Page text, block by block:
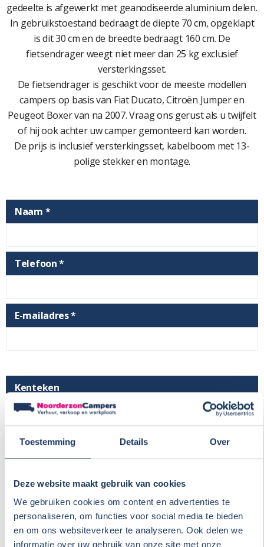
Toestemming Details Over
Deze website maakt gebruik van cookies
We gebruiken cookies om content en advertenties te
personaliseren, om functies voor social media te bieden
en om ons websiteverkeer te analyseren. Ook delen we
informatie over uw gebruik van onze site met onze
gedeelte is afgewerkt met geanodiseerde aluminium delen.
In gebruikstoestand bedraagt de diepte 70 cm, opgeklapt
is dit 30 cm en de breedte bedraagt 160 cm. De
fietsendrager weegt niet meer dan 25 kg exclusief
versterkingsset.
De fietsendrager is geschikt voor de meeste modellen
campers op basis van Fiat Ducato, Citroën Jumper en
Peugeot Boxer van na 2007. Vraag ons gerust als u twijfelt
of hij ook achter uw camper gemonteerd kan worden.
De prijs is inclusief versterkingsset, kabelboom met 13-
polige stekker en montage.
Naam *
Telefoon *
E-mailadres *
Kenteken
Merk
Opmerkingen